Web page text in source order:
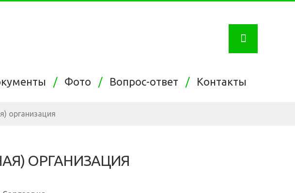
Фото Вопрос-ответ Контакты
организация
ОРГАНИЗАЦИЯ